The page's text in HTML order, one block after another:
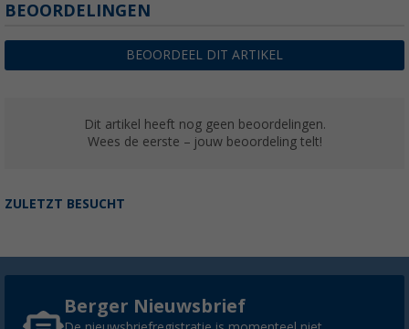
BEOORDELINGEN
BEOORDEEL DIT ARTIKEL
Dit artikel heeft nog geen beoordelingen.
Wees de eerste – jouw beoordeling telt!
ZULETZT BESUCHT
Berger Nieuwsbrief